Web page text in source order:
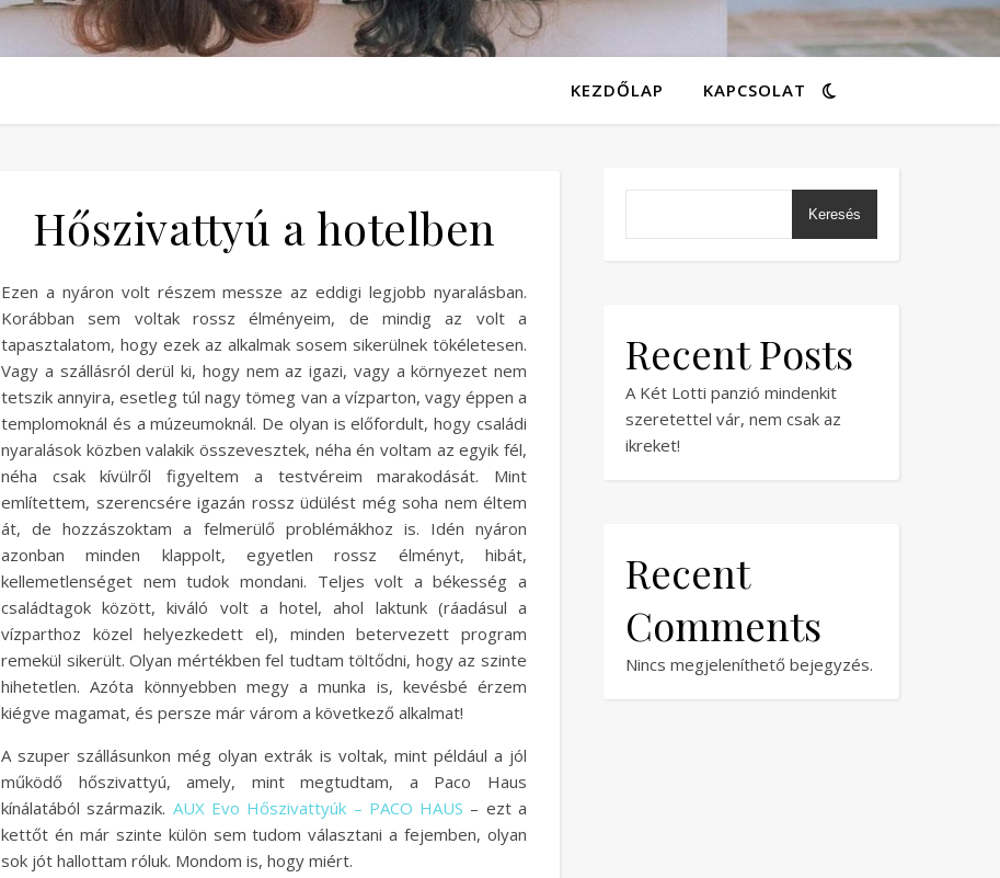
KEZDŐLAP KAPCSOLAT
Hőszivattyú a hotelben
Ezen a nyáron volt részem messze az eddigi legjobb nyaralásban.
Korábban sem voltak rossz élményeim, de mindig az volt a
tapasztalatom, hogy ezek az alkalmak sosem sikerülnek tökéletesen.
Vagy a szállásról derül ki, hogy nem az igazi, vagy a környezet nem
tetszik annyira, esetleg túl nagy tömeg van a vízparton, vagy éppen a
templomoknál és a múzeumoknál. De olyan is előfordult, hogy családi
nyaralások közben valakik összevesztek, néha én voltam az egyik fél,
néha csak kívülről figyeltem a testvéreim marakodását. Mint
említettem, szerencsére igazán rossz üdülést még soha nem éltem
át, de hozzászoktam a felmerülő problémákhoz is. Idén nyáron
azonban minden klappolt, egyetlen rossz élményt, hibát,
kellemetlenséget nem tudok mondani. Teljes volt a békesség a
családtagok között, kiváló volt a hotel, ahol laktunk (ráadásul a
vízparthoz közel helyezkedett el), minden betervezett program
remekül sikerült. Olyan mértékben fel tudtam töltődni, hogy az szinte
hihetetlen. Azóta könnyebben megy a munka is, kevésbé érzem
kiégve magamat, és persze már várom a következő alkalmat!
A szuper szállásunkon még olyan extrák is voltak, mint például a jól
működő hőszivattyú, amely, mint megtudtam, a Paco Haus
kínálatából származik. AUX Evo Hőszivattyúk – PACO HAUS – ezt a
kettőt én már szinte külön sem tudom választani a fejemben, olyan
sok jót hallottam róluk. Mondom is, hogy miért.
Keresés
Recent Posts
A Két Lotti panzió mindenkit
szeretettel vár, nem csak az
ikreket!
Recent
Comments
Nincs megjeleníthető bejegyzés.